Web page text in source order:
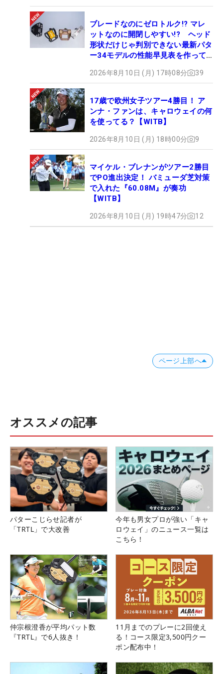
ブレードなのにゼロトルク!? マレ
ットなのに開閉しやすい!? ヘッド
形状だけじゃ判別できない最新パタ
ー34モデルの性能早見表を作って
2026年8月10日 (月) 17時08分 39
17歳で欧州女子ツアー4勝目！ ア
ンナ・ファンは、キャロウェイの何
を使ってる？【WITB】
2026年8月10日 (月) 18時00分 9
マイケル・ブレナンがツアー2勝目
でPO進出決定！ バミューダ芝対策
で入れた『60.08M』が奏功
【WITB】
2026年8月10日 (月) 19時47分 12
ページ上部へ
オススメの記事
パターこじらせ記者が
「TRTL」で大改善
今年も男女プロが強い「キャ
ロウェイ」のニュース一覧は
こちら！
仲宗根澄香が平均パット数
『TRTL』で6人抜き！
11月までのプレーに2回使え
る！コース限定3,500円クー
ポン配布中！